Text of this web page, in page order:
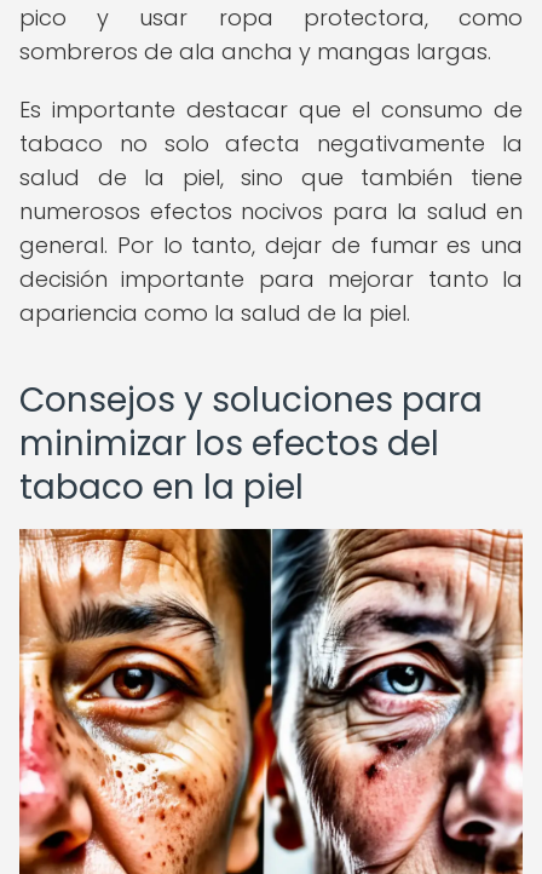
pico y usar ropa protectora, como
sombreros de ala ancha y mangas largas.
Es importante destacar que el consumo de
tabaco no solo afecta negativamente la
salud de la piel, sino que también tiene
numerosos efectos nocivos para la salud en
general. Por lo tanto, dejar de fumar es una
decisión importante para mejorar tanto la
apariencia como la salud de la piel.
Consejos y soluciones para
minimizar los efectos del
tabaco en la piel